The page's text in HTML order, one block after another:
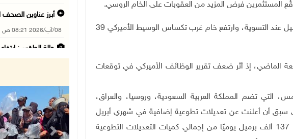
المستثمرين فرض المزيد من العقوبات على الخام الروسي.
وزاد خام برنت 52 سنتًا، أو 0.79 %، مسجلًا دولارًا للبرميل عند التسوية، وارتفع خام غرب تكساس الوسيط الأميركي 39
القياسيين بأكثر من 2% يوم الجمعة الماضي، إذ أثر ضعف تقرير الوظائف الأميركي في توقعات
التي تضم المملكة العربية السعودية، وروسيا، والعراق،
سبق أن أعلنت عن تعديلات تطوعية إضافية في شهري أبريل
ونوفمبر من عام 2023، تنفيذ تعديل في الإنتاج قدره 137 ألف برميل يوميًا من إجمالي كميات التعديلات التطوعية
أبرز عناوين الصحف
08/آب/2026 08:21 ص
حالة الطقس:
08/آب/2026 12:01 ص
قوات الاحتلال
07/آب/2026 11:49 م
Next